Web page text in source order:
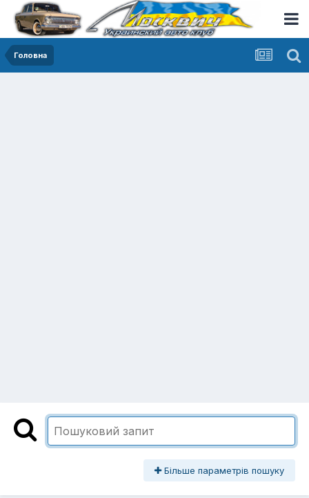
Головна
Більше параметрів пошуку